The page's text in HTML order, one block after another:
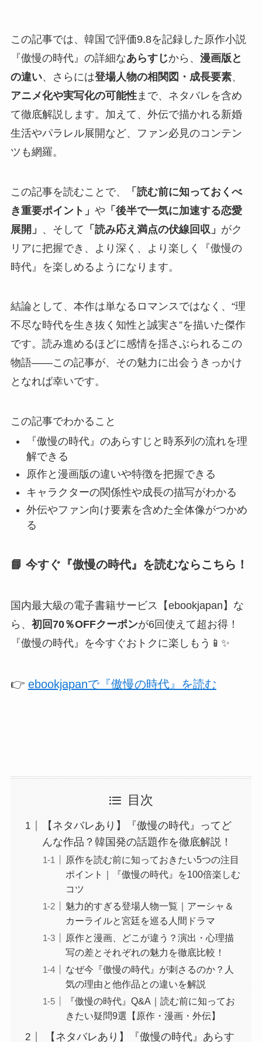
この記事では、 韓国で評価9.8を記録した原作小説
『傲慢の時代』の詳細なあらすじから、 漫画版と
の違い、さらには登場人物の相関図・成長要素、
アニメ化や実写化の可能性まで、ネタバレを含め
て徹底解説 します。加えて、外伝で描かれる新婚
生活やパラレル展開など、ファン必見のコンテン
ツも網羅。
この記事を読むことで、
「読む前に知っておくべ
き重要ポイント」 や 「後半で一気に加速する恋愛
展開」 、そして 「読み応え満点の伏線回収」 がク
リアに把握でき、より深く、より楽しく『傲慢の
時代』を楽しめるようになります。
結論として、 本作は単なるロマンスではなく、“理
不尽な時代を生き抜く知性と誠実さ”を描いた傑作
です。読み進めるほどに感情を揺さぶられるこの
物語――この記事が、その魅力に出会うきっかけ
となれば幸いです。
この記事でわかること
『傲慢の時代』のあらすじと時系列の流れを理
解できる
原作と漫画版の違いや特徴を把握できる
キャラクターの関係性や成長の描写がわかる
外伝やファン向け要素を含めた全体像がつかめ
る
📘 今すぐ『傲慢の時代』を読むならこちら！
国内最大級の電子書籍サービス【ebookjapan】な
ら、 初回70％OFFクーポンが6回使えて超お得！
『傲慢の時代』を今すぐおトクに楽しもう📱✨
👉 ebookjapanで『傲慢の時代』を読む
目次
【ネタバレあり】『傲慢の時代』ってど
んな作品？韓国発の話題作を徹底解説！
原作を読む前に知っておきたい5つの注目
ポイント｜『傲慢の時代』を100倍楽しむ
コツ
魅力的すぎる登場人物一覧｜アーシャ＆
カーライルと宮廷を巡る人間ドラマ
原作と漫画、どこが違う？演出・心理描
写の差とそれぞれの魅力を徹底比較！
なぜ今『傲慢の時代』が刺さるのか？人
気の理由と他作品との違いを解説
『傲慢の時代』Q&A｜読む前に知ってお
きたい疑問9選【原作・漫画・外伝】
【ネタバレあり】『傲慢の時代』あらす